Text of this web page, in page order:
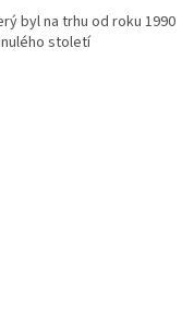
byl na trhu od roku 1990
století